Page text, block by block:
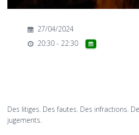
27/04/2024
20:30 - 22:30
Des litiges. Des fautes. Des infractions.
jugements.